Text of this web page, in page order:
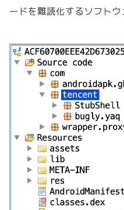
ードを難読化するソフトウ